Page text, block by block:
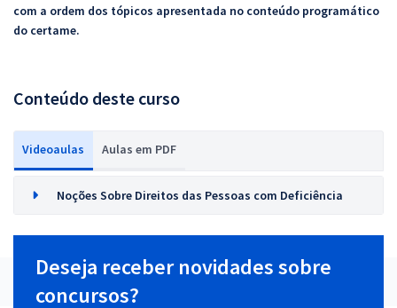
com a ordem dos tópicos apresentada no conteúdo programático
do certame.
Conteúdo deste curso
Videoaulas Aulas em PDF
Noções Sobre Direitos das Pessoas com Deficiência
Deseja receber novidades sobre
concursos?